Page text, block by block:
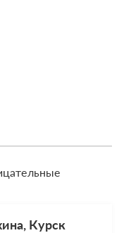
Курск